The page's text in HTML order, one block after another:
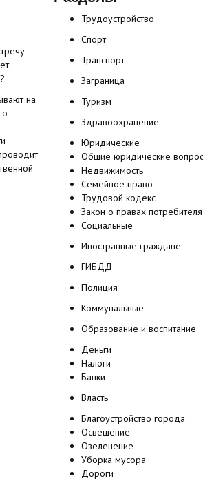
—
на
Трудоустройство
Спорт
Транспорт
Заграница
Туризм
Здравоохранение
Юридические
Общие юридические
Недвижимость
Семейное право
Трудовой кодекс
Закон о правах потребителя
Социальные
Иностранные граждане
ГИБДД
Полиция
Коммунальные
Образование и воспитание
Деньги
Налоги
Банки
Власть
Благоустройство города
Освещение
Озеленение
Уборка мусора
Дороги